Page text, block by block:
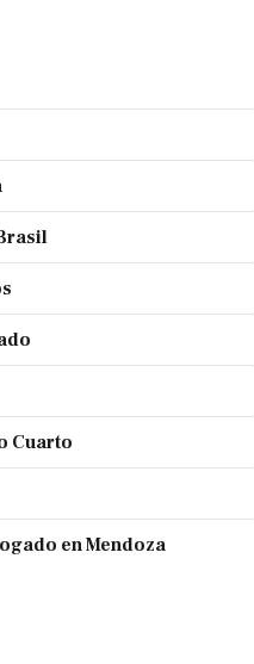
Cuarto
en Mendoza